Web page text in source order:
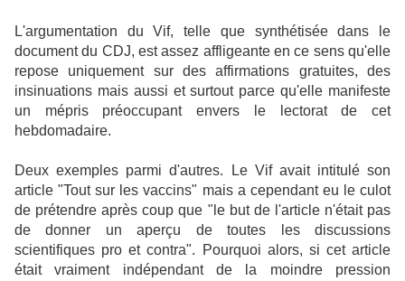
L'argumentation du Vif, telle que synthétisée dans le
document du CDJ, est assez affligeante en ce sens qu'elle
repose uniquement sur des affirmations gratuites, des
insinuations mais aussi et surtout parce qu'elle manifeste
un mépris préoccupant envers le lectorat de cet
hebdomadaire.
Deux exemples parmi d'autres. Le Vif avait intitulé son
article "Tout sur les vaccins" mais a cependant eu le culot
de prétendre après coup que "le but de l'article n'était pas
de donner un aperçu de toutes les discussions
scientifiques pro et contra". Pourquoi alors, si cet article
était vraiment indépendant de la moindre pression